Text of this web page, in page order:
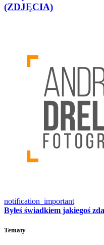
(ZDJĘCIA)
notification_important
Byłeś świadkiem jakiegoś
Tematy